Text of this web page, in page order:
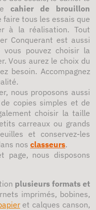
cahier de brouillon
tous les essais que
à la réalisation. Tout
Conquerant est aussi
pouvez choisir la
Vous aurez le choix du
besoin. Accompagnez
nous proposons aussi
copies simples et de
choisir la taille
carreaux ou grands
et conservez-les
nos classeurs.
page, nous disposons
plusieurs formats et
imprimés, bobines,
et calques canson,